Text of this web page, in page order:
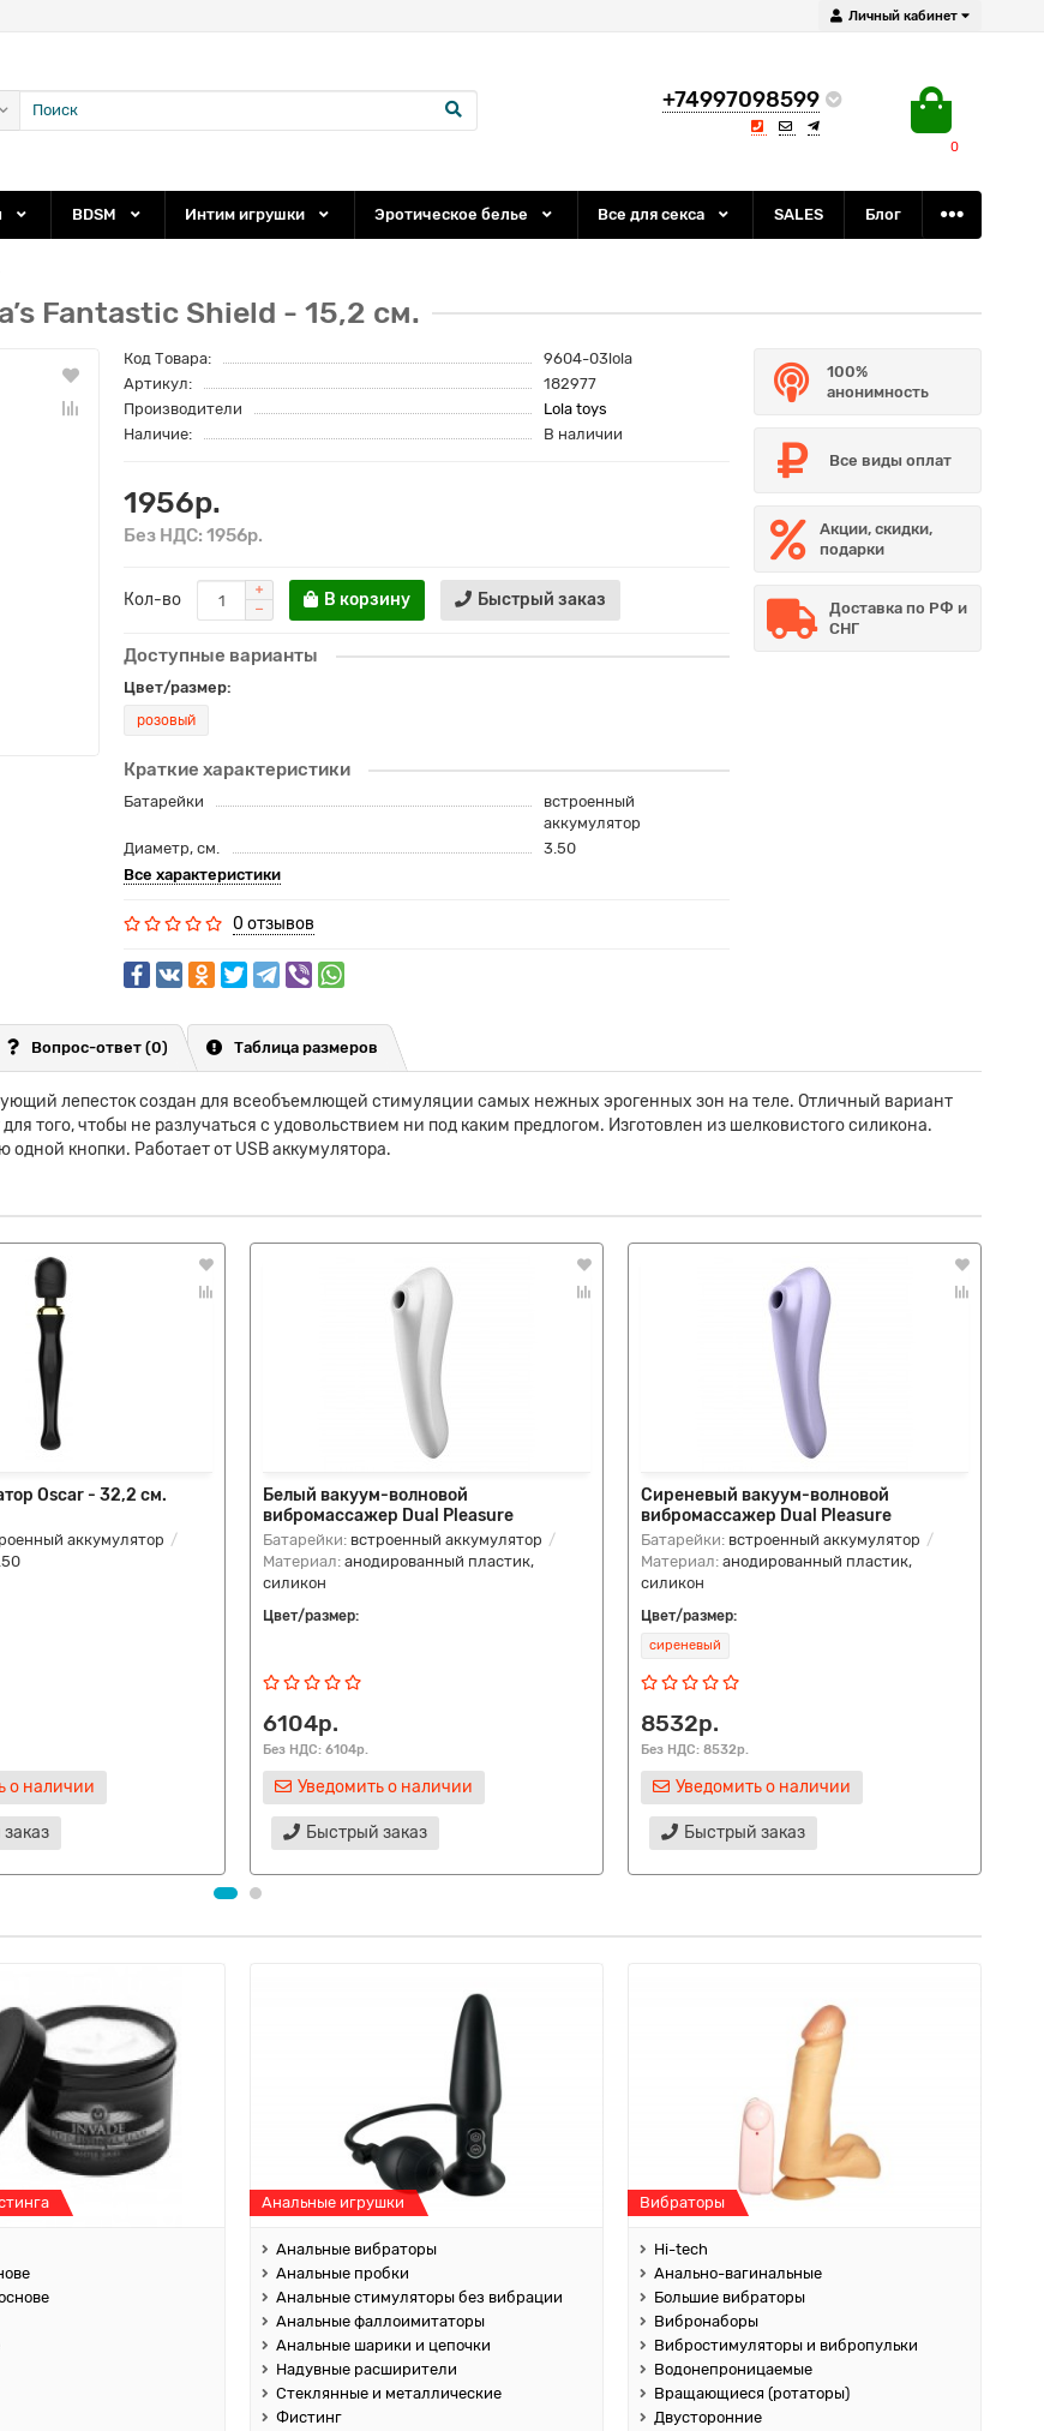
Личный кабинет
+74997098599
0
BDSM Интим игрушки Эротическое белье Все для секса SALES Блог
Fantastic Shield - 15,2 см.
Код Товара:
9604-03lola
Артикул:
182977
Производители
Lola toys
Наличие:
В наличии
1956р.
Без НДС: 1956р.
Кол-во В корзину Быстрый заказ
Доступные варианты
Цвет/размер:
розовый
Краткие характеристики
Батарейки
встроенный
аккумулятор
Диаметр, см.
3.50
Все характеристики
0 отзывов
100%
анонимность
Все виды оплат
Акции, скидки,
подарки
Доставка по РФ и
СНГ
Вопрос-ответ (0) Таблица размеров
лепесток создан для всеобъемлющей стимуляции самых нежных эрогенных зон на теле. Отличный вариант
того, чтобы не разлучаться с удовольствием ни под каким предлогом. Изготовлен из шелковистого силикона.
кнопки. Работает от USB аккумулятора.
Oscar - 32,2 см.
аккумулятор
о наличии
Белый вакуум-волновой
вибромассажер Dual Pleasure
Батарейки: встроенный аккумулятор
Материал: анодированный пластик,
силикон
Цвет/размер:
6104р.
Без НДС: 6104р.
Уведомить о наличии
Быстрый заказ
Сиреневый вакуум-волновой
вибромассажер Dual Pleasure
Батарейки: встроенный аккумулятор
Материал: анодированный пластик,
силикон
Цвет/размер:
сиреневый
8532р.
Без НДС: 8532р.
Уведомить о наличии
Быстрый заказ
Анальные игрушки
Анальные вибраторы
Анальные пробки
Анальные стимуляторы без вибрации
Анальные фаллоимитаторы
Анальные шарики и цепочки
Надувные расширители
Стеклянные и металлические
Фистинг
Вибраторы
Hi-tech
Анально-вагинальные
Большие вибраторы
Вибронаборы
Вибростимуляторы и вибропульки
Водонепроницаемые
Вращающиеся (ротаторы)
Двусторонние